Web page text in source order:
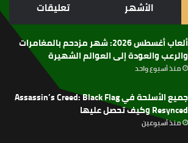
RSS
الأشهر تعليقات
ألعاب أغسطس 2026: شهر مزدحم بالمغامرات
والرعب والعودة إلى العوالم الشهيرة
منذ أسبوع واحد
جميع الأسلحة في Assassin’s Creed: Black Flag
Resynced وكيف تحصل عليها
منذ أسبوعين